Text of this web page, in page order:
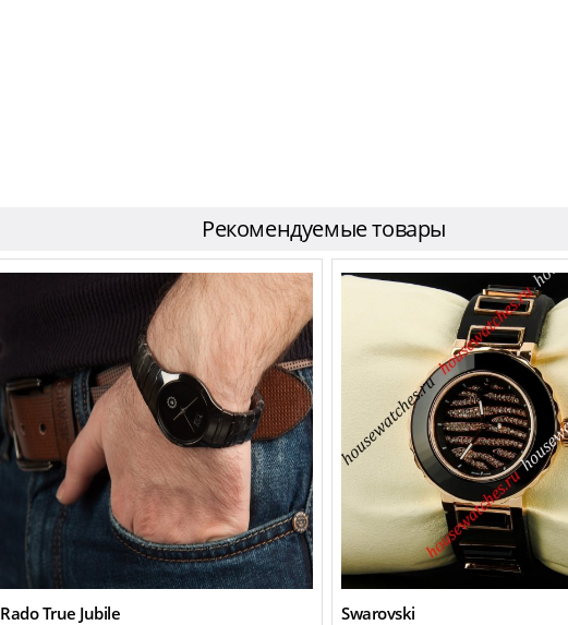
Рекомендуемые товары
Rado True Jubile Swarovski